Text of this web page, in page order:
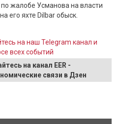
жалобе Усманова на власти
его яхте Dilbar обыск.
на наш Telegram канал и
всех событий
на канал EER -
связи в Дзен